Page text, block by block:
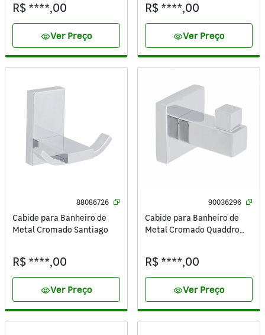
R$ ****,00
visibilityVer Preço
R$ ****,00
visibilityVer Preço
88086726
Cabide para Banheiro de
Metal Cromado Santiago
R$ ****,00
visibilityVer Preço
90036296
Cabide para Banheiro de
Metal Cromado Quaddro
R$ ****,00
visibilityVer Preço